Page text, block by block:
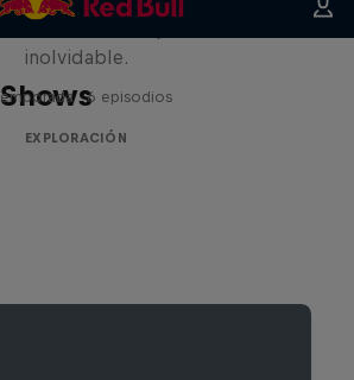
inolvidable.
· 6 episodios
EXPLORACIÓN